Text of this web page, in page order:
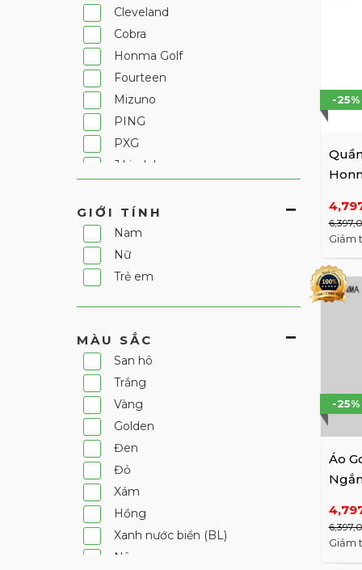
Cleveland
Cobra
Honma Golf
Fourteen
Mizuno
PING
PXG
J.Lindeberg
Castelbajac
JDX
Khác
HAZZYS GOLF
HERITORY
Fantom
IMPERIAL
Renoma
SNOOPY GOLF
URBAN FOX
ARNOLD PALMER
LYNX GOLF
DISNEY
PALMSPRINGS
BTR
GIỚI TÍNH
Nam
Nữ
Trẻ em
MÀU SẮC
San hô
Trắng
Vàng
Golden
Đen
Đỏ
Xám
Hồng
Xanh nước biển (BL)
Nâu
-25%
Giảm
Áo
-25%
Giảm